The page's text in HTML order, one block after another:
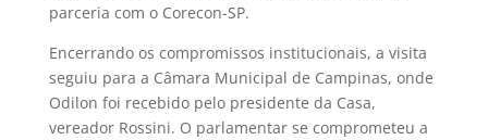
parceria com o Corecon-SP.
Encerrando os compromissos institucionais, a visita
seguiu para a Câmara Municipal de Campinas, onde
Odilon foi recebido pelo presidente da Casa,
vereador Rossini. O parlamentar se comprometeu a